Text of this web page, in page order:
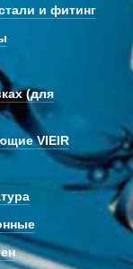
и фитинг
(для
VIEIR